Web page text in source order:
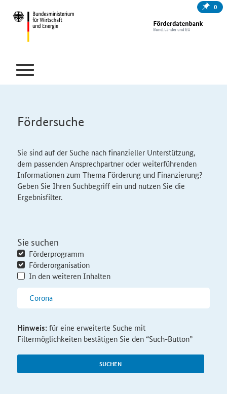
0
Fördersuche
Sie sind auf der Suche nach finanzieller Unterstützung,
dem passenden Ansprechpartner oder weiterführenden
Informationen zum Thema Förderung und Finanzierung?
Geben Sie Ihren Suchbegriff ein und nutzen Sie die
Ergebnisfilter.
Sie suchen
Förderprogramm
Förderorganisation
In den weiteren Inhalten
SUCHEN
Hinweis:für eine erweiterte Suche mit
Filtermöglichkeiten bestätigen Sie den “Such-Button”